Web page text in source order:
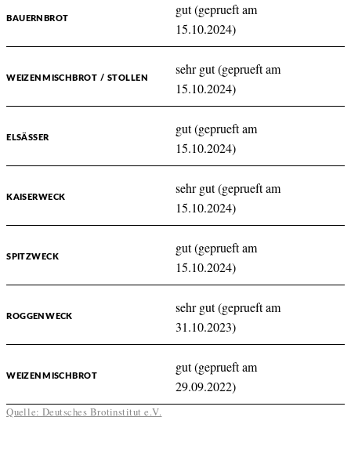
BAUERNBROT
gut (geprueft am
15.10.2024)
WEIZENMISCHBROT / STOLLEN
sehr gut (geprueft am
15.10.2024)
ELSÄSSER
gut (geprueft am
15.10.2024)
KAISERWECK
sehr gut (geprueft am
15.10.2024)
SPITZWECK
gut (geprueft am
15.10.2024)
ROGGENWECK
sehr gut (geprueft am
31.10.2023)
WEIZENMISCHBROT
gut (geprueft am
29.09.2022)
Quelle: Deutsches Brotinstitut e.V.